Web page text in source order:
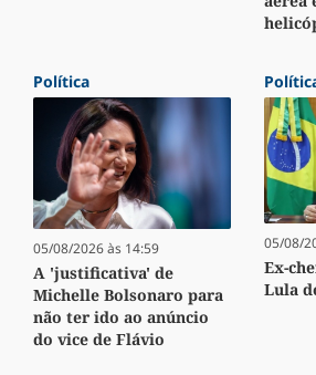
Política
05/08/2026 às 14:59
A 'justificativa' de
Michelle Bolsonaro para
não ter ido ao anúncio
do vice de Flávio
05/08/
Ex-
Lula